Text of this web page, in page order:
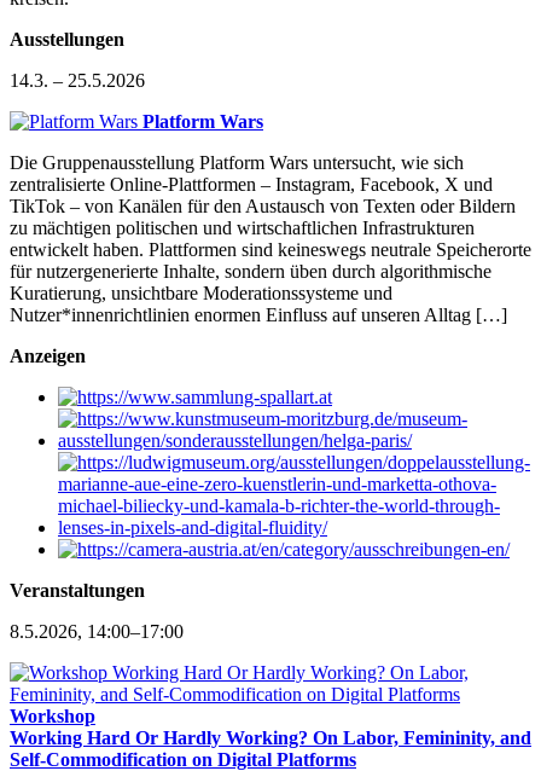
Ausstellungen
14.3. – 25.5.2026
Platform Wars
Die Gruppenausstellung Platform Wars untersucht, wie sich
zentralisierte Online-Plattformen – Instagram, Facebook, X und
TikTok – von Kanälen für den Austausch von Texten oder Bildern
zu mächtigen politischen und wirtschaftlichen Infrastrukturen
entwickelt haben. Plattformen sind keineswegs neutrale Speicherorte
für nutzergenerierte Inhalte, sondern üben durch algorithmische
Kuratierung, unsichtbare Moderationssysteme und
Nutzer*innenrichtlinien enormen Einfluss auf unseren Alltag […]
Anzeigen
Veranstaltungen
8.5.2026, 14:00–17:00
Workshop
Working Hard Or Hardly Working? On Labor, Femininity, and
Self-Commodification on Digital Platforms